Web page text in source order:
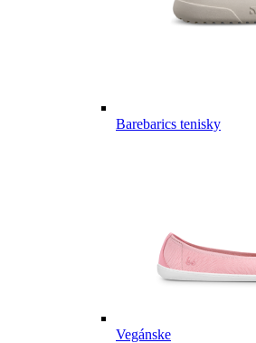
Barebarics tenisky
Vegánske